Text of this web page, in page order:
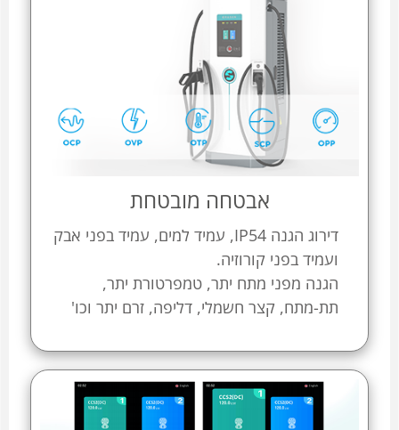
אבטחה מובטחת
דירוג הגנה IP54, עמיד למים, עמיד בפני אבק
ועמיד בפני קורוזיה.
הגנה מפני מתח יתר, טמפרטורת יתר,
תת-מתח, קצר חשמלי, דליפה, זרם יתר וכו'